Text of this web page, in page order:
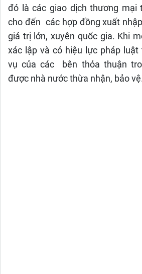
đó là các giao dịch thương mại
cho đến các hợp đồng xuất
giá trị lớn, xuyên quốc gia. Khi
xác lập và có hiệu lực pháp luật
vụ của các bên thỏa thuận
được nhà nước thừa nhận, bảo